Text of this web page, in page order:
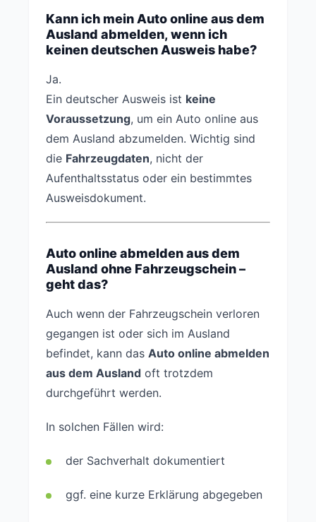
Kann ich mein Auto online aus dem
Ausland abmelden, wenn ich
keinen deutschen Ausweis habe?
Ja.
Ein deutscher Ausweis ist keine
Voraussetzung, um ein Auto online aus
dem Ausland abzumelden. Wichtig sind
die Fahrzeugdaten, nicht der
Aufenthaltsstatus oder ein bestimmtes
Ausweisdokument.
Auto online abmelden aus dem
Ausland ohne Fahrzeugschein –
geht das?
Auch wenn der Fahrzeugschein verloren
gegangen ist oder sich im Ausland
befindet, kann das Auto online abmelden
aus dem Ausland oft trotzdem
durchgeführt werden.
In solchen Fällen wird:
der Sachverhalt dokumentiert
ggf. eine kurze Erklärung abgegeben